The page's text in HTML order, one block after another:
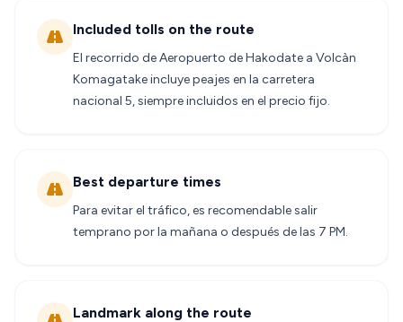
Included tolls on the route
El recorrido de Aeropuerto de Hakodate a Volcàn
Komagatake incluye peajes en la carretera
nacional 5, siempre incluidos en el precio fijo.
Best departure times
Para evitar el tráfico, es recomendable salir
temprano por la mañana o después de las 7 PM.
Landmark along the route